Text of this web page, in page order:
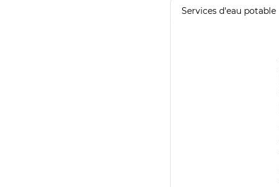
Services d'eau potable